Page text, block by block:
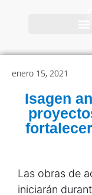
enero 15, 2021
Isagen
Las obras de
iniciarán